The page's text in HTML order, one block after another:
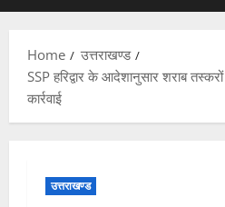
Home
उत्तराखण्ड
SSP हरिद्वार के आदेशानुसार शराब तस्करों
कार्रवाई
उत्तराखण्ड